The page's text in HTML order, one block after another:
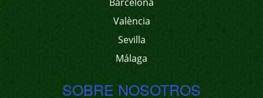
València
Sevilla
Málaga
SOBRE NOSOTROS